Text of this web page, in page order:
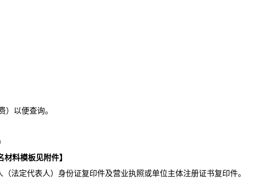
）以便查询。
材料模板见附件】
法定代表人）身份证复印件及营业执照或单位主体注册证书复印件。